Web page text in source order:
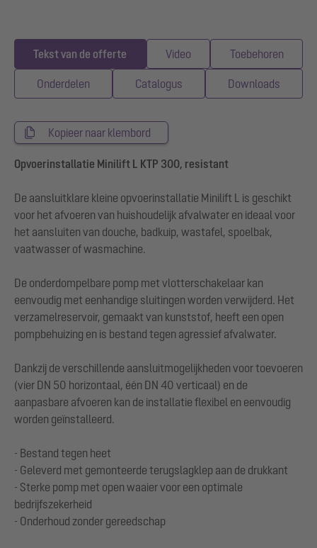
Tekst van de offerte Video Toebehoren
Onderdelen Catalogus Downloads
Kopieer naar klembord
Opvoerinstallatie Minilift L KTP 300, resistant
De aansluitklare kleine opvoerinstallatie Minilift L is geschikt
voor het afvoeren van huishoudelijk afvalwater en ideaal voor
het aansluiten van douche, badkuip, wastafel, spoelbak,
vaatwasser of wasmachine.
De onderdompelbare pomp met vlotterschakelaar kan
eenvoudig met eenhandige sluitingen worden verwijderd. Het
verzamelreservoir, gemaakt van kunststof, heeft een open
pompbehuizing en is bestand tegen agressief afvalwater.
Dankzij de verschillende aansluitmogelijkheden voor toevoeren
(vier DN 50 horizontaal, één DN 40 verticaal) en de
aanpasbare afvoeren kan de installatie flexibel en eenvoudig
worden geïnstalleerd.
- Bestand tegen heet
- Geleverd met gemonteerde terugslagklep aan de drukkant
- Sterke pomp met open waaier voor een optimale
bedrijfszekerheid
- Onderhoud zonder gereedschap